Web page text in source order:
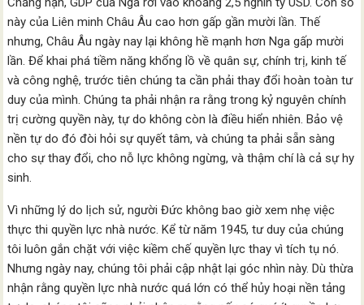
này của Liên minh Châu Âu cao hơn gấp gần mười lần. Thế
nhưng, Châu Âu ngày nay lại không hề mạnh hơn Nga gấp mười
lần. Để khai phá tiềm năng khổng lồ về quân sự, chính trị, kinh tế
và công nghệ, trước tiên chúng ta cần phải thay đổi hoàn toàn tư
duy của mình. Chúng ta phải nhận ra rằng trong kỷ nguyên chính
trị cường quyền này, tự do không còn là điều hiển nhiên. Bảo vệ
nền tự do đó đòi hỏi sự quyết tâm, và chúng ta phải sẵn sàng
cho sự thay đổi, cho nỗ lực không ngừng, và thậm chí là cả sự hy
sinh.
Vì những lý do lịch sử, người Đức không bao giờ xem nhẹ việc
thực thi quyền lực nhà nước. Kể từ năm 1945, tư duy của chúng
tôi luôn gắn chặt với việc kiềm chế quyền lực thay vì tích tụ nó.
Nhưng ngày nay, chúng tôi phải cập nhật lại góc nhìn này. Dù thừa
nhận rằng quyền lực nhà nước quá lớn có thể hủy hoại nền tảng